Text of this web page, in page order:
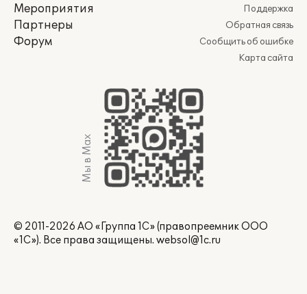
Мероприятия
Партнеры
Форум
Поддержка
Обратная связь
Сообщить об ошибке
Карта сайта
Мы в Max
© 2011-2026 АО «Группа 1С» (правопреемник ООО
«1С»). Все права защищены. websol@1c.ru